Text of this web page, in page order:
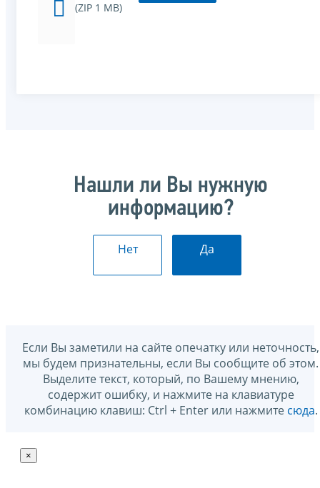
(ZIP 1 MB)
Нашли ли Вы нужную
информацию?
Нет Да
Если Вы заметили на сайте опечатку или неточность,
мы будем признательны, если Вы сообщите об этом.
Выделите текст, который, по Вашему мнению,
содержит ошибку, и нажмите на клавиатуре
комбинацию клавиш: Ctrl + Enter или нажмите сюда.
×